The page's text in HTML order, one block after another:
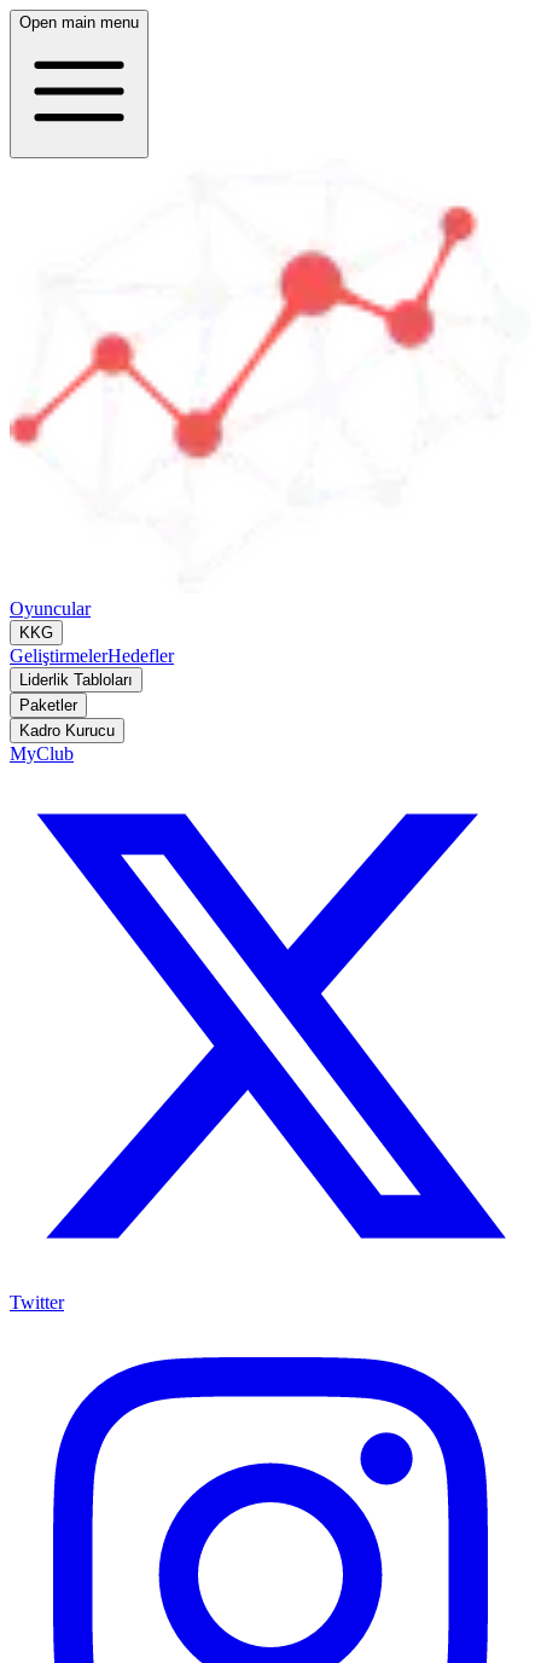
Open main menu
Oyuncular
KKG
GeliştirmelerHedefler
Liderlik Tabloları
Paketler
Kadro Kurucu
MyClub
Twitter